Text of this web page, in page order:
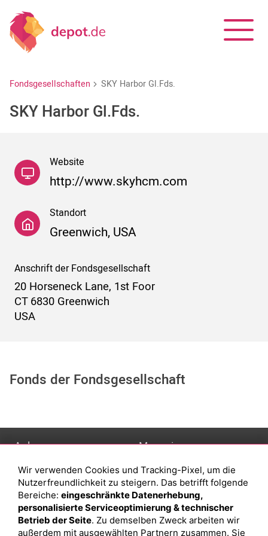
Fondsgesellschaften SKY Harbor Gl.Fds.
SKY Harbor Gl.Fds.
Website
http://www.skyhcm.com
Standort
Greenwich, USA
Anschrift der Fondsgesellschaft
20 Horseneck Lane, 1st Foor
CT 6830 Greenwich
USA
Fonds der Fondsgesellschaft
Anlage
Depot eröffnen
Depot vergleichen
Junior Depot
Top-Seller-Fonds
Magazin
Was sind sind ETFs?
Sparplan Vorteile
Was ist ein Fonds?
Wir verwenden Cookies und Tracking-Pixel, um die
Nutzerfreundlichkeit zu steigern. Das betrifft folgende
Bereiche: eingeschränkte Datenerhebung,
personalisierte Serviceoptimierung & technischer
Betrieb der Seite. Zu demselben Zweck arbeiten wir
außerdem mit ausgewählten Partnern zusammen. Sie